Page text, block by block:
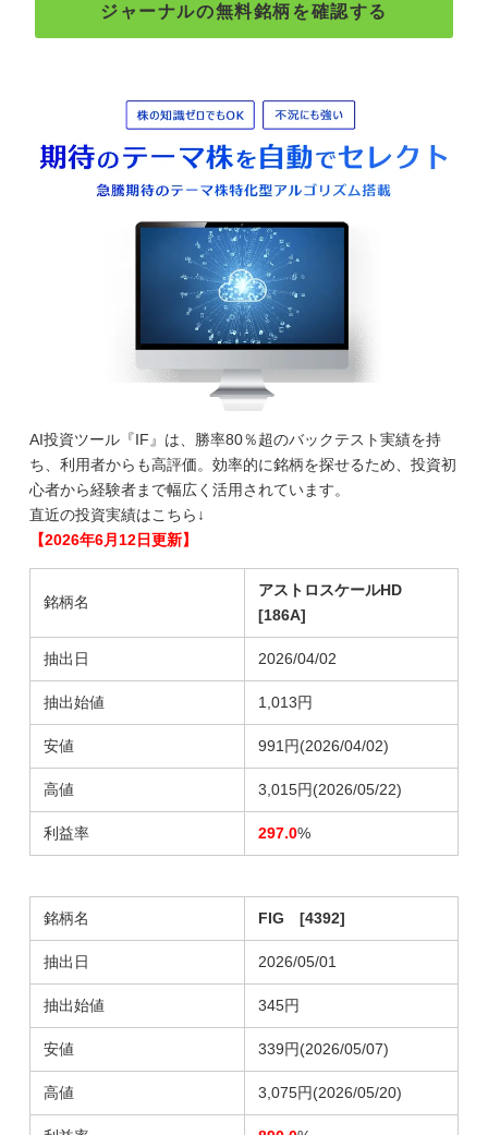
ジャーナルの無料銘柄を確認する
AI投資ツール『IF』は、勝率80％超のバックテスト実績を持
ち、利用者からも高評価。効率的に銘柄を探せるため、投資初
心者から経験者まで幅広く活用されています。
直近の投資実績はこちら↓
【2026年6月12日更新】
銘柄名
アストロスケールHD
[186A]
抽出日 2026/04/02
抽出始値 1,013円
安値 991円(2026/04/02)
高値 3,015円(2026/05/22)
利益率 297.0%
銘柄名 FIG [4392]
抽出日 2026/05/01
抽出始値 345円
安値 339円(2026/05/07)
高値 3,075円(2026/05/20)